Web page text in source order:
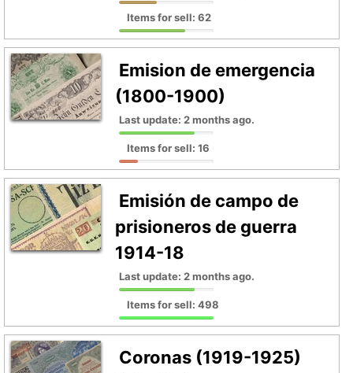
Items for sell: 62
Emision de emergencia
(1800-1900)
Last update: 2 months ago.
Items for sell: 16
Emisión de campo de
prisioneros de guerra
1914-18
Last update: 2 months ago.
Items for sell: 498
Coronas (1919-1925)